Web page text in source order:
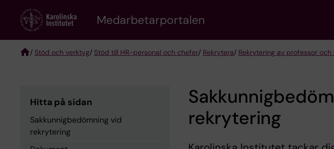
content
Medarbetarportalen
/ Stöd och verktyg/ Stöd till HR-personal och chefer/ Rekrytera/ Rekrytering av professor och
Hitta på sidan
Sakkunnigbedömning vid
rekrytering
rekrytering